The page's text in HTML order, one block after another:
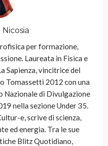
per formazione,
Laureata in Fisica e
Sapienza, vincitrice del
Tomassetti 2012 con una
Nazionale di Divulgazione
nella sezione Under 35.
e, scrive di scienza,
ed energia. Tra le sue
Blitz Quotidiano,